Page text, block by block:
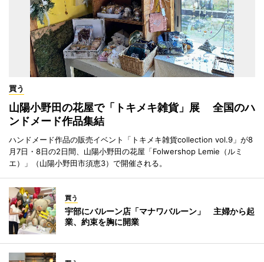
買う
山陽小野田の花屋で「トキメキ雑貨」展 全国のハ
ンドメード作品集結
ハンドメード作品の販売イベント「トキメキ雑貨collection vol.9」が8
月7日・8日の2日間、山陽小野田の花屋「Folwershop Lemie（ルミ
エ）」（山陽小野田市須恵3）で開催される。
買う
宇部にバルーン店「マナワバルーン」 主婦から起
業、約束を胸に開業